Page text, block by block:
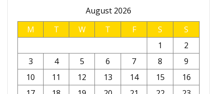
August 2026
M
T W T F S
S
1
2
3
4 5 6 7 8
9
10
11 12 13 14 15
16